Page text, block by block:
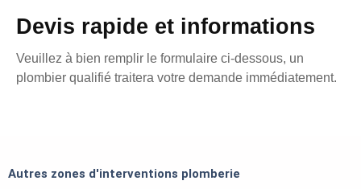
Devis rapide et informations
Veuillez à bien remplir le formulaire ci-dessous, un
plombier qualifié traitera votre demande immédiatement.
Autres zones d'interventions plomberie